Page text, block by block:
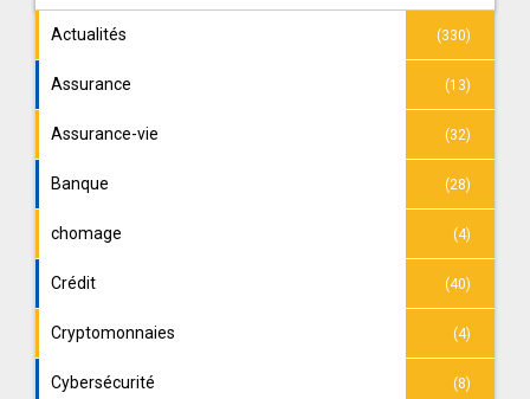
Actualités (330)
Assurance (13)
Assurance-vie (32)
Banque (28)
chomage (4)
Crédit (40)
Cryptomonnaies (4)
Cybersécurité (8)